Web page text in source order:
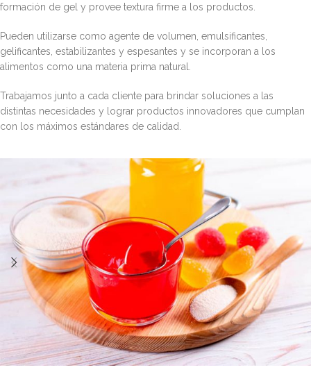
formación de gel y provee textura firme a los productos.
Pueden utilizarse como agente de volumen, emulsificantes,
gelificantes, estabilizantes y espesantes y se incorporan a los
alimentos como una materia prima natural.
Trabajamos junto a cada cliente para brindar soluciones a las
distintas necesidades y lograr productos innovadores que cumplan
con los máximos estándares de calidad.